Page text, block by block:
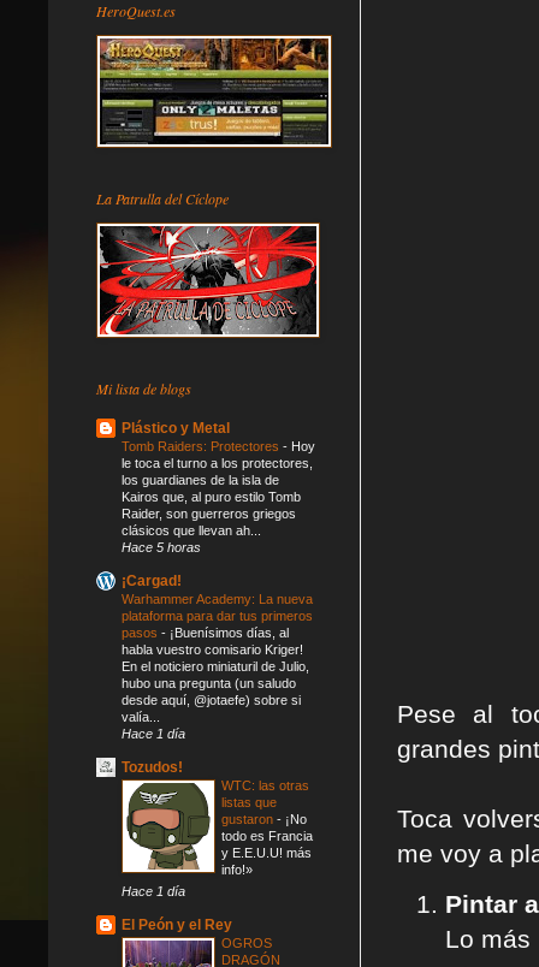
Pese al
grandes
Toca
me voy a
Pintar
Lo más
HeroQuest.es
La Patrulla del Cíclope
Mi lista de blogs
Plástico y Metal
Tomb Raiders: Protectores - Hoy
le toca el turno a los protectores,
los guardianes de la isla de
Kairos que, al puro estilo Tomb
Raider, son guerreros griegos
clásicos que llevan ah...
Hace 5 horas
¡Cargad!
Warhammer Academy: La nueva
plataforma para dar tus primeros
pasos - ¡Buenísimos días, al
habla vuestro comisario Kriger!
En el noticiero miniaturil de Julio,
hubo una pregunta (un saludo
desde aquí, @jotaefe) sobre si
valía...
Hace 1 día
Tozudos!
WTC: las otras
listas que
gustaron - ¡No
todo es Francia
y E.E.U.U! más
info!»
Hace 1 día
El Peón y el Rey
OGROS
DRAGÓN